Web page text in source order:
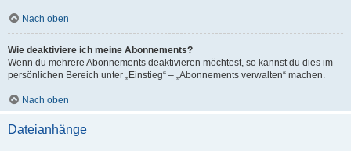
Nach oben
Wie deaktiviere ich meine Abonnements?
Wenn du mehrere Abonnements deaktivieren möchtest, so kannst du dies im
persönlichen Bereich unter „Einstieg“ – „Abonnements verwalten“ machen.
Nach oben
Dateianhänge